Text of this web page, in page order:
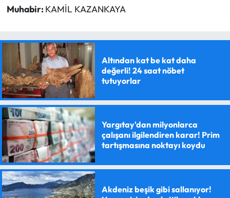
Muhabir: KAMİL KAZANKAYA
Altından kat be kat daha
değerli! 24 saat nöbet
tutuyorlar
Yargıtay'dan milyonlarca
çalışanı ilgilendiren karar! Prim
tartışmasına noktayı koydu
Akdeniz beşik gibi sallanıyor!